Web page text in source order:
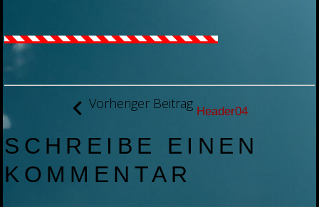
BEITRAGSNAVIGATION
Vorheriger Beitrag Header04
SCHREIBE EINEN
KOMMENTAR